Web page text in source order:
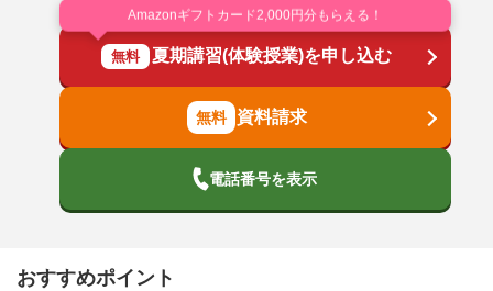
Amazonギフトカード2,000円分もらえる！
無料 夏期講習(体験授業)を申し込む
資料請求
電話番号を表示
おすすめポイント